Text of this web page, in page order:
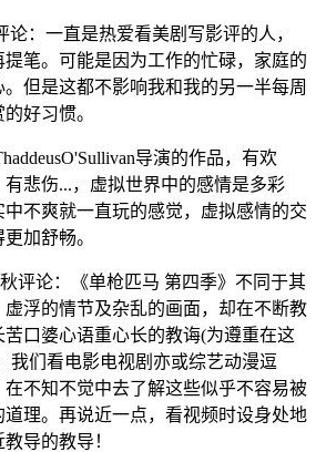
论：一直是热爱看美剧写影评的人，
笔。可能是因为工作的忙碌，家庭的
但是这都不影响我和我的另一半每周
好习惯。
导演的作品，有欢
悲伤...，虚拟世界中的感情是多彩
不爽就一直玩的感觉，虚拟感情的交
加舒畅。
秋评论：《单枪匹马 第四季》不同于其
浮的情节及杂乱的画面，却在不断教
口婆心语重心长的教诲(为遵重在这
我们看电影电视剧亦或综艺动漫逗
不知不觉中去了解这些似乎不容易被
理。再说近一点，看视频时设身处地
导的教导！